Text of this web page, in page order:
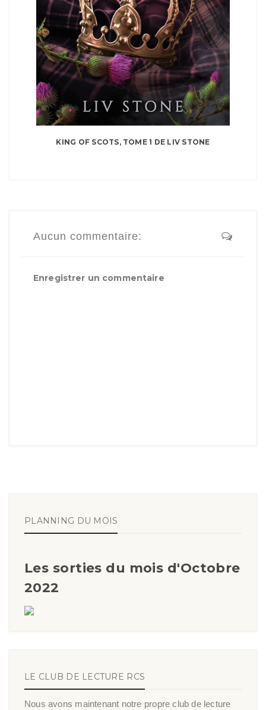
KING OF SCOTS, TOME 1 DE LIV STONE
Aucun commentaire:
Enregistrer un commentaire
PLANNING DU MOIS
Les sorties du mois d'Octobre
2022
LE CLUB DE LECTURE RCS
Nous avons maintenant notre propre club de lecture